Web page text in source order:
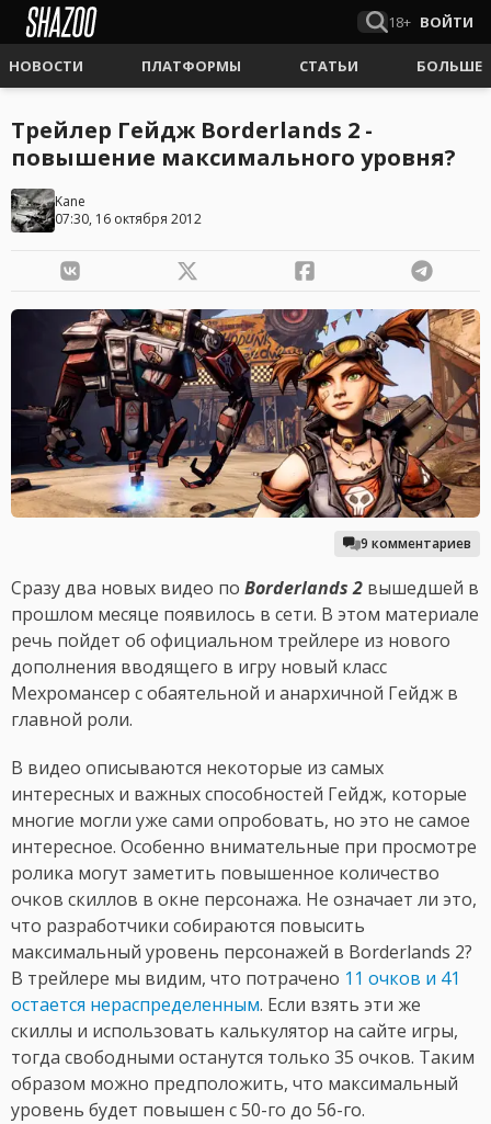
18+ ВОЙТИ
НОВОСТИ ПЛАТФОРМЫ СТАТЬИ БОЛЬШЕ
Трейлер Гейдж Borderlands 2 -
повышение максимального уровня?
Kane
07:30, 16 октября 2012
9 комментариев
Сразу два новых видео по Borderlands 2 вышедшей в
прошлом месяце появилось в сети. В этом материале
речь пойдет об официальном трейлере из нового
дополнения вводящего в игру новый класс
Мехромансер с обаятельной и анархичной Гейдж в
главной роли.
В видео описываются некоторые из самых
интересных и важных способностей Гейдж, которые
многие могли уже сами опробовать, но это не самое
интересное. Особенно внимательные при просмотре
ролика могут заметить повышенное количество
очков скиллов в окне персонажа. Не означает ли это,
что разработчики собираются повысить
максимальный уровень персонажей в Borderlands 2?
В трейлере мы видим, что потрачено 11 очков и 41
остается нераспределенным. Если взять эти же
скиллы и использовать калькулятор на сайте игры,
тогда свободными останутся только 35 очков. Таким
образом можно предположить, что максимальный
уровень будет повышен с 50-го до 56-го.